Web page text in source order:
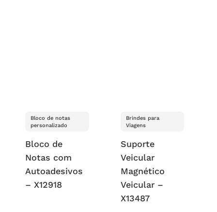
Bloco de notas
personalizado
Bloco de
Notas com
Autoadesivos
– X12918
Brindes para
Viagens
Suporte
Veicular
Magnético
Veicular –
X13487